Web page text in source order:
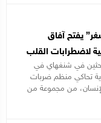
يفتح آفاق
لاضطرابات القلب
في شنغهاي في
تحاكي منظم ضربات
من مجموعة من